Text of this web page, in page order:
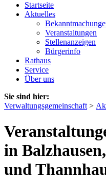
Startseite
Aktuelles
Veranstaltungen
Stellenanzeigen
Bürgerinfo
Rathaus
Service
Über uns
Sie sind hier:
Verwaltungsgemeinschaft >
in
und